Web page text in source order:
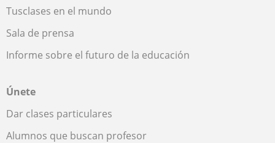
Tusclases en el mundo
Sala de prensa
Informe sobre el futuro de la educación
Únete
Dar clases particulares
Alumnos que buscan profesor